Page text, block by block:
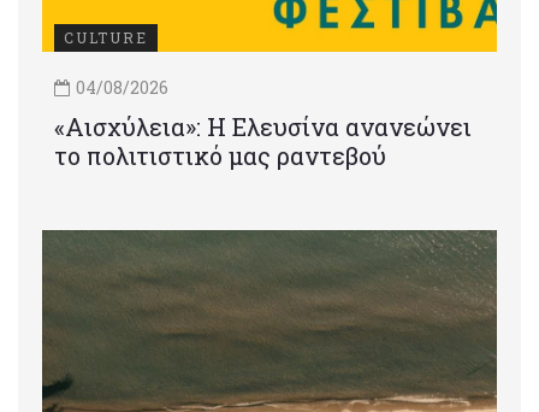
CULTURE
04/08/2026
«Αισχύλεια»: Η Ελευσίνα ανανεώνει
το πολιτιστικό μας ραντεβού